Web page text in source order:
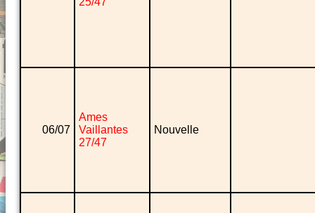
06/07
Ames
Vaillantes
27/47
Nouvelle